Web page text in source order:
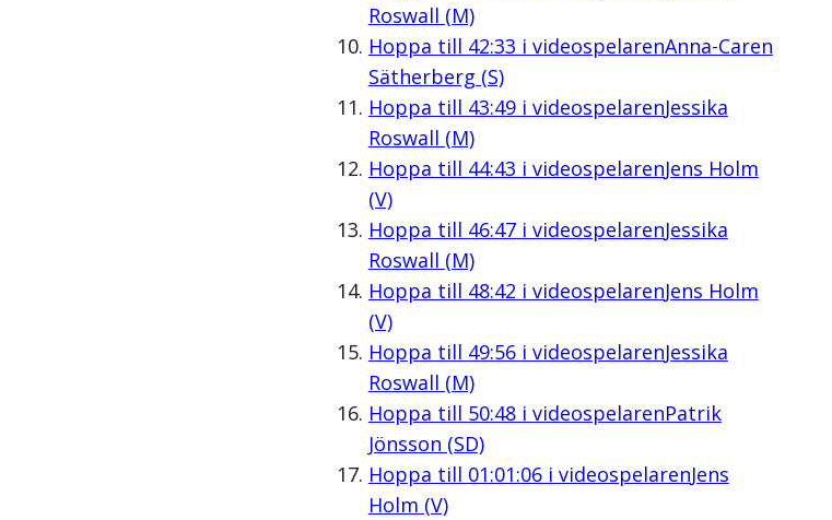
Roswall (M)
Hoppa till 42:33 i videospelarenAnna-Caren
Sätherberg (S)
Hoppa till 43:49i videospelarenJessika
Roswall (M)
Hoppa till 44:43 i videospelarenJens Holm
(V)
Hoppa till 46:47i videospelarenJessika
Roswall (M)
Hoppa till 48:42 i videospelarenJens Holm
(V)
Hoppa till 49:56i videospelarenJessika
Roswall (M)
Hoppa till 50:48i videospelarenPatrik
Jönsson (SD)
Hoppa till 01:01:06i videospelarenJens
Holm (V)